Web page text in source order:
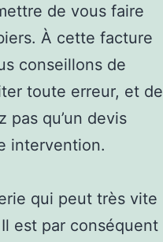
de vous faire
À cette facture
conseillons de
toute erreur, et de
pas qu’un devis
intervention.
qui peut très vite
est par conséquent